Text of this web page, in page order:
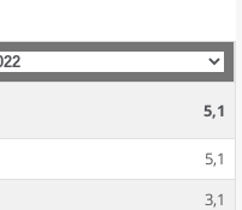
5,1
5,1
3,1